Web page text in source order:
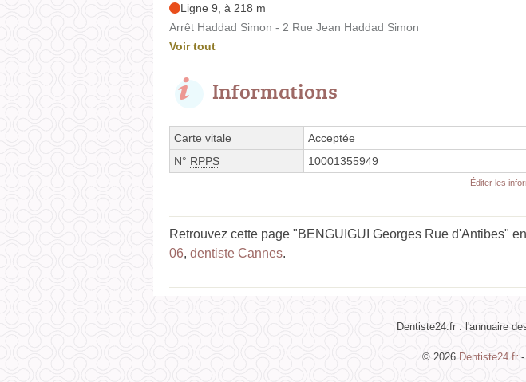
Ligne 9, à 218 m
Arrêt Haddad Simon - 2 Rue Jean Haddad Simon
Voir tout
Informations
Carte vitale
Acceptée
N° RPPS 10001355949
Éditer les
Retrouvez cette page "BENGUIGUI Georges Rue d'Antibes"
06, dentiste Cannes.
Dentiste24.fr : l'annuaire
© 2026 Dentiste24.fr -